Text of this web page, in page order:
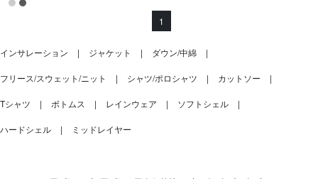
1
インサレーション ジャケット ダウン/中綿
フリース/スウェット/ニット シャツ/ポロシャツ カットソー
Tシャツ ボトムス レインウェア ソフトシェル
ハードシェル ミッドレイヤー